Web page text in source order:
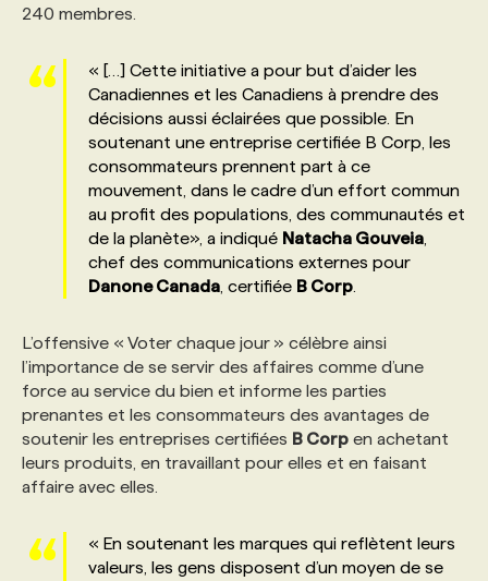
240 membres.
« […] Cette initiative a pour but d’aider les
Canadiennes et les Canadiens à prendre des
décisions aussi éclairées que possible. En
soutenant une entreprise certifiée B Corp, les
consommateurs prennent part à ce
mouvement, dans le cadre d’un effort commun
au profit des populations, des communautés et
de la planète», a indiqué Natacha Gouveia
chef des communications externes pour
Danone Canada , certifiée B Corp
L’offensive « Voter chaque jour » célèbre ainsi
l’importance de se servir des affaires comme d’une
force au service du bien et informe les parties
prenantes et les consommateurs des avantages de
soutenir les entreprises certifiées B Corp en achetant
leurs produits, en travaillant pour elles et en faisant
affaire avec elles.
« En soutenant les marques qui reflètent leurs
valeurs, les gens disposent d’un moyen de se